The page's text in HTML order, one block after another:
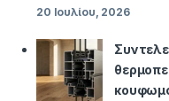
20 Ιουλίου, 2026